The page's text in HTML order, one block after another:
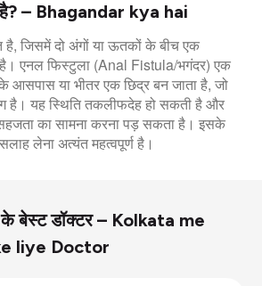
है? – Bhagandar kya hai
है, जिसमें दो अंगों या ऊतकों के बीच एक
है। एनल फिस्टुला (Anal Fistula/भगंदर) एक
आसपास या भीतर एक छिद्र बन जाता है, जो
है। यह स्थिति तकलीफदेह हो सकती है और
का सामना करना पड़ सकता है। इसके
लेना अत्यंत महत्वपूर्ण है।
के बेस्ट डॉक्टर – Kolkata me
liye Doctor